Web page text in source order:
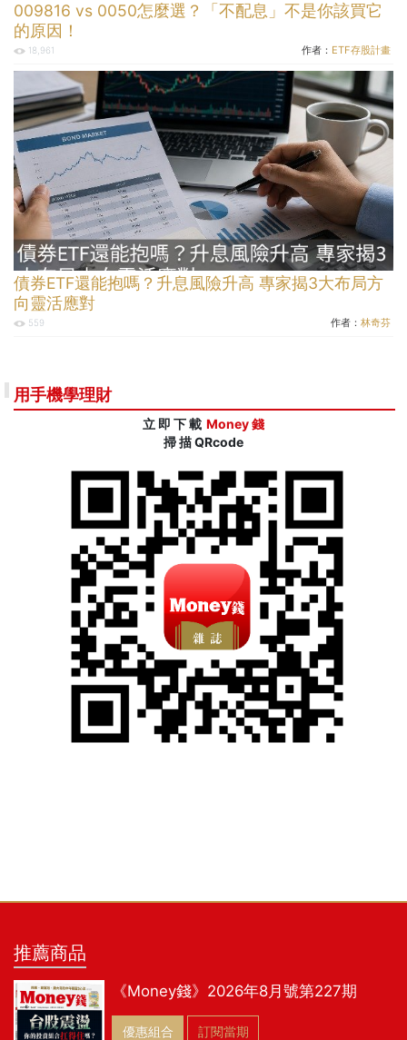
009816 vs 0050怎麼選？「不配息」不是你該買它
的原因！
18,961 作者： ETF存股計畫
債券ETF還能抱嗎？升息風險升高 專家揭3大布局方
向靈活應對
559 作者： 林奇芬
用手機學理財
立 即 下 載 Money 錢
掃 描 QRcode
推薦商品
《Money錢》2026年8月號第227期
優惠組合 訂閱當期